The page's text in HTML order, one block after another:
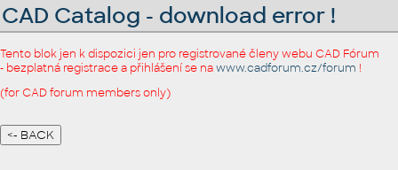
CAD Catalog - download error !
Tento blok jen k dispozici jen pro registrované členy webu CAD Fórum
- bezplatná registrace a přihlášení se nawww.cadforum.cz/forum !
(for CAD forum members only)